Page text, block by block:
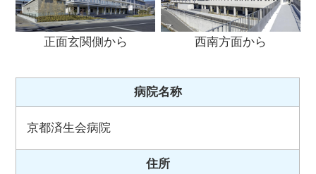
正面玄関側から 西南方面から
病院名称
京都済生会病院
住所